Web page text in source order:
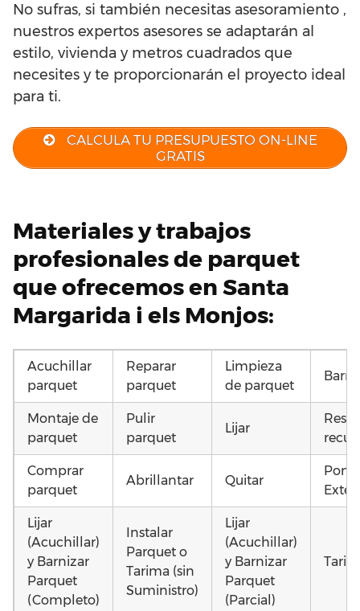
No sufras, si también necesitas asesoramiento ,
nuestros expertos asesores se adaptarán al
estilo, vivienda y metros cuadrados que
necesites y te proporcionarán el proyecto ideal
para ti.
CALCULA TU PRESUPUESTO ON-LINE
GRATIS
Materiales y trabajos
profesionales de parquet
que ofrecemos en Santa
Margarida i els Monjos:
Acuchillar
parquet
Reparar
parquet
Limpieza
de parquet
Montaje de
parquet
Pulir
parquet
Lijar
Comprar
parquet
Abrillantar Quitar
Lijar
(Acuchillar)
y Barnizar
Parquet
(Completo)
Instalar
Parquet o
Tarima (sin
Suministro)
Lijar
(Acuchillar)
y Barnizar
Parquet
(Parcial)